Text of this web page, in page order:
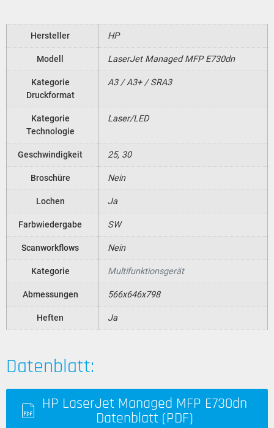
Hersteller HP
Modell LaserJet Managed MFP E730dn
Kategorie
Druckformat
A3 / A3+ / SRA3
Kategorie
Technologie
Laser/LED
Geschwindigkeit 25, 30
Broschüre Nein
Lochen Ja
Farbwiedergabe SW
Scanworkflows Nein
Kategorie Multifunktionsgerät
Abmessungen 566x646x798
Heften Ja
Datenblatt:
HP LaserJet Managed MFP E730dn
Datenblatt (PDF)